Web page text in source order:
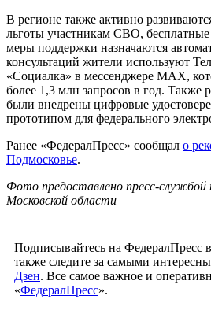
В регионе также активно
льготы участникам СВО,
меры поддержки назначаются
консультаций жители используют
«Социалка» в мессенджере MAX,
более 1,3 млн запросов в год. Также
были внедрены цифровые
прототипом для федерального
Ранее «ФедералПресс» сообщал о
Подмосковье.
Фото предоставлено пресс-службой
Московской области
Подписывайтесь на ФедералПресс в
также следите за самыми
Дзен. Все самое важное и
«ФедералПресс».